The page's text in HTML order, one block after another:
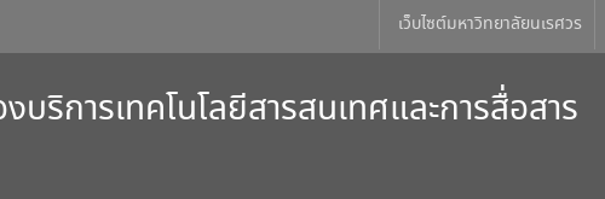
เว็บไซต์มหาวิทยาลัยนเรศวร
บริการเทคโนโลยีสารสนเทศและการสื่อสาร